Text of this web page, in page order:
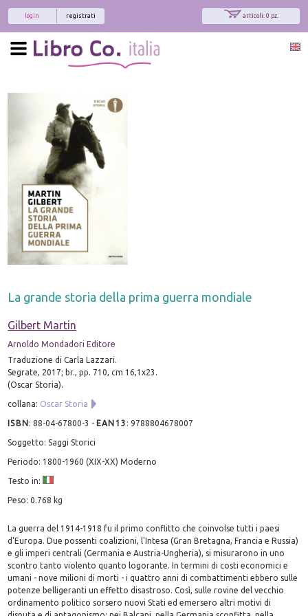
articoli: 0 pz.
registrati
login
La grande storia della prima guerra mondiale
Gilbert Martin
Arnoldo Mondadori Editore
Traduzione di Carla Lazzari.
Segrate, 2017; br., pp. 710, cm 16,1x23.
(Oscar Storia).
collana: Oscar Storia
ISBN:88-04-67800-3 - EAN13 :9788804678007
Soggetto: Saggi Storici
Periodo: 1800-1960 (XIX-XX) Moderno
Testo in:
Peso: 0.768 kg
La guerra del 1914-1918 fu il primo conflitto che coinvolse tutti i paesi
d'Europa. Due possenti coalizioni, l'Intesa (Gran Bretagna, Francia e Russia)
e gli imperi centrali (Germania e Austria-Ungheria), si misurarono in uno
scontro tanto violento quanto logorante. In termini di costi economici e
umani - nove milioni di morti - i quattro anni di combattimenti ebbero sulle
potenze belligeranti un effetto disastroso. Così, sulle rovine del vecchio
ordinamento politico sorsero nuovi Stati ed emersero altri motivi di